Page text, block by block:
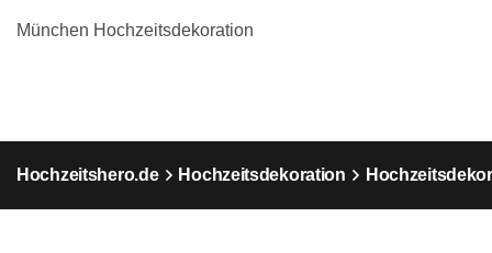
München Hochzeitsdekoration
Hochzeitshero.de Hochzeitsdekoration